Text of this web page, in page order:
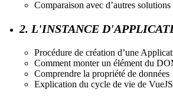
Comparaison avec d’autres solutions
2. L'INSTANCE
Procédure de création d’une
Comment monter un élément du
Comprendre la propriété de données
Explication du cycle de vie de VueJS